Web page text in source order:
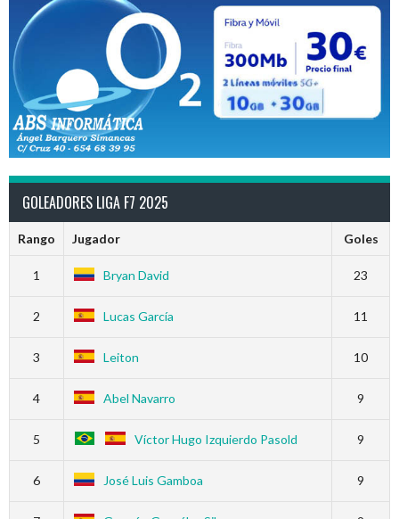
GOLEADORES LIGA F7 2025
Rango Jugador Goles
1 Bryan David 23
2 Lucas García 11
3 Leiton 10
4 Abel Navarro 9
5 Víctor Hugo Izquierdo Pasold 9
6 José Luis Gamboa 9